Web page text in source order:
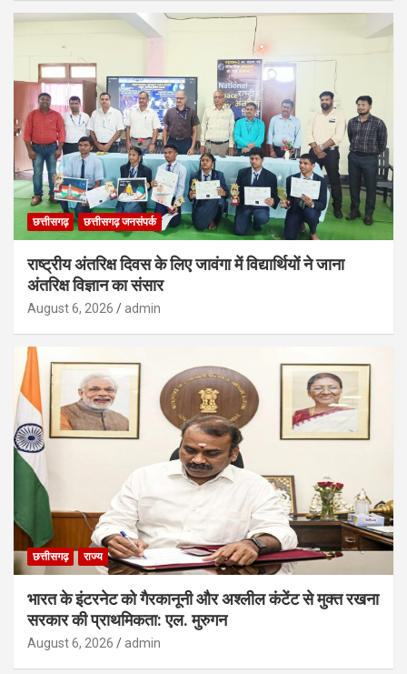
छत्तीसगढ़ छत्तीसगढ़ जनसंपर्क
राष्ट्रीय अंतरिक्ष दिवस के लिए जावंगा में विद्यार्थियों ने जाना
अंतरिक्ष विज्ञान का संसार
August 6, 2026 admin
छत्तीसगढ़ राज्य
भारत के इंटरनेट को गैरकानूनी और अश्लील कंटेंट से मुक्त रखना
सरकार की प्राथमिकता: एल. मुरुगन
August 6, 2026 admin